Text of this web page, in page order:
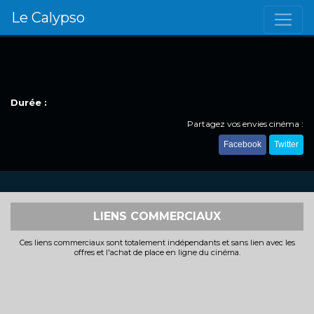
Le Calypso
Durée :
Partagez vos envies cinéma :
Facebook Twitter
LIENS COMMERCIAUX
Ces liens commerciaux sont totalement indépendants et sans lien avec les
offres et l'achat de place en ligne du cinéma.